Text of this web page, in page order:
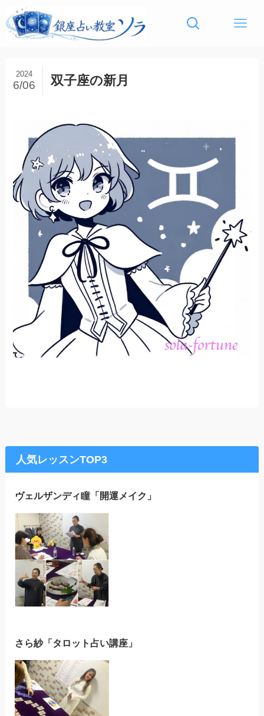
双子座の新月
2024
6/06
人気レッスンTOP3
ヴェルザンディ瞳「開運メイク」
さら紗「タロット占い講座」